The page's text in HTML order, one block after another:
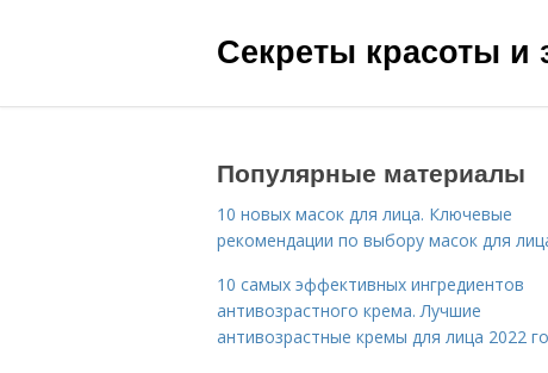
Секреты красоты и
Популярные материалы
10 новых масок для лица. Ключевые
рекомендации по выбору масок для
10 самых эффективных ингредиентов
антивозрастного крема. Лучшие
антивозрастные кремы для лица 2022